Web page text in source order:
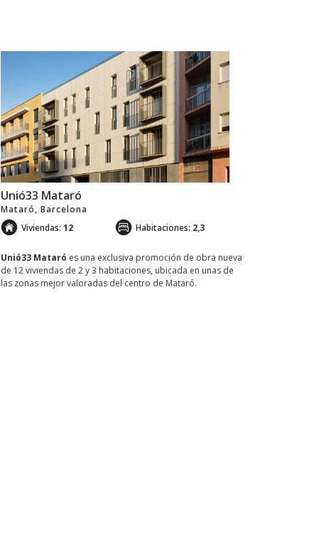
Unió33 Mataró
Mataró, Barcelona
Viviendas: 12 Habitaciones: 2,3
Unió33 Mataró es una exclusiva promoción de obra nueva
de 12 viviendas de 2 y 3 habitaciones, ubicada en unas de
las zonas mejor valoradas del centro de Mataró.